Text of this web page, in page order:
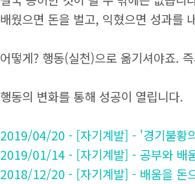
배웠으면 돈을 벌고, 익혔으면 성과를
어떻게? 행동(실천)으로 옮기셔야죠.
행동의 변화를 통해 성공이 열립니다.
2019/04/20 - [자기계발] - '경기불황
2019/01/14 - [자기계발] - 공부와 배
2018/12/20 - [자기계발] - 배움을 돈